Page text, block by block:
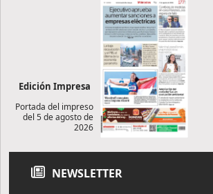
Edición Impresa
Portada del impreso
del 5 de agosto de
2026
NEWSLETTER